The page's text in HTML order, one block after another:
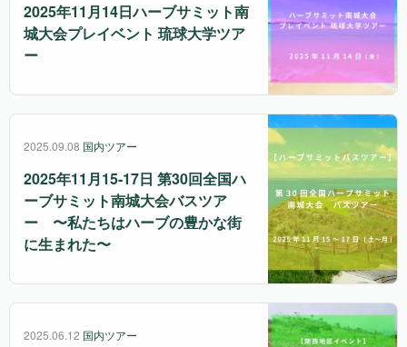
2025年11月14日ハーブサミット南
城大会プレイベント 琉球大学ツア
ー
2025.09.08 国内ツアー
2025年11月15-17日 第30回全国ハ
ーブサミット南城大会バスツア
ー 〜私たちはハーブの豊かな街
に生まれた〜
2025.06.12 国内ツアー